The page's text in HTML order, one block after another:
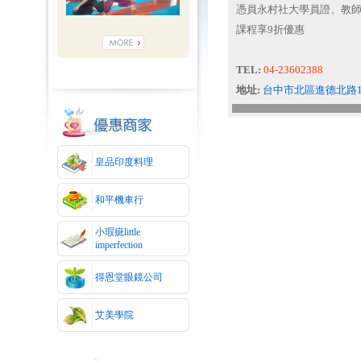
皇品印度料理
和平機車行
小瑕疵little
imperfection
得恩堂眼鏡公司
艾美學院
憑員永村社大學員證、教
課程享9折優惠
TEL: 04-23602388
地址: 台中市北區進德北路